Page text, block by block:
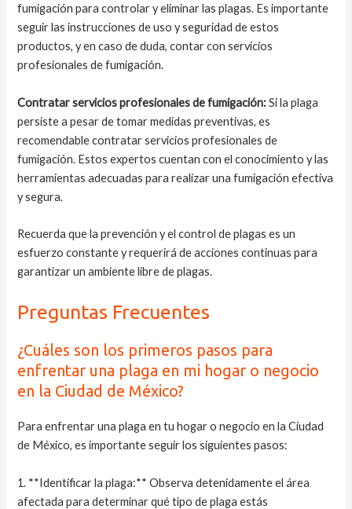
fumigación para controlar y eliminar las plagas. Es importante
seguir las instrucciones de uso y seguridad de estos
productos, y en caso de duda, contar con servicios
profesionales de fumigación.
Contratar servicios profesionales de fumigación:Si la plaga
persiste a pesar de tomar medidas preventivas, es
recomendable contratar servicios profesionales de
fumigación. Estos expertos cuentan con el conocimiento y las
herramientas adecuadas para realizar una fumigación efectiva
y segura.
Recuerda que la prevención y el control de plagas es un
esfuerzo constante y requerirá de acciones continuas para
garantizar un ambiente libre de plagas.
Preguntas Frecuentes
¿Cuáles son los primeros pasos para
enfrentar una plaga en mi hogar o negocio
en la Ciudad de México?
Para enfrentar una plaga en tu hogar o negocio en la Ciudad
de México, es importante seguir los siguientes pasos:
1. **Identificar la plaga:** Observa detenidamente el área
afectada para determinar qué tipo de plaga estás